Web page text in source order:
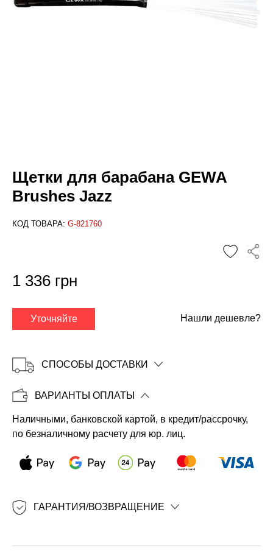
Щетки для барабана GEWA
Brushes Jazz
КОД ТОВАРА: G-821760
Копировать
1 336 грн
Уточняйте Нашли дешевле?
СПОСОБЫ ДОСТАВКИ
ВАРИАНТЫ ОПЛАТЫ
Наличными, банковской картой, в кредит/рассрочку,
по безналичному расчету для юр. лиц.
ГАРАНТИЯ/ВОЗВРАЩЕНИЕ